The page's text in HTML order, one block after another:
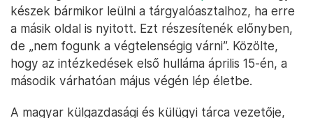
készek bármikor leülni a tárgyalóasztalhoz, ha erre
a másik oldal is nyitott. Ezt részesítenék előnyben,
de „nem fogunk a végtelenségig várni”. Közölte,
hogy az intézkedések első hulláma április 15-én, a
második várhatóan május végén lép életbe.
A magyar külgazdasági és külügyi tárca vezetője,